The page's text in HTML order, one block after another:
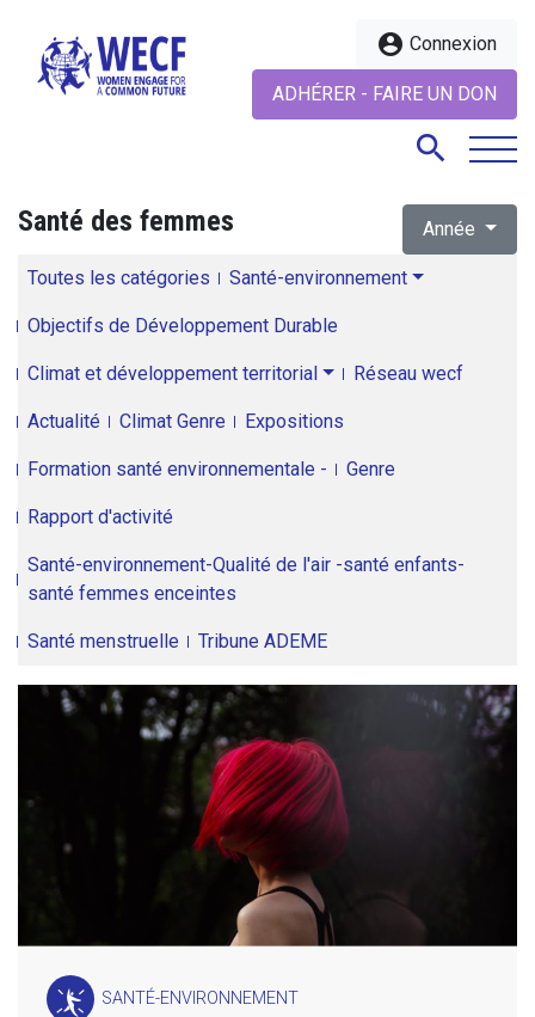
account_circle Connexion
ADHÉRER - FAIRE UN DON
search
Santé des femmes Année
Toutes les catégories Santé-environnement
Objectifs de Développement Durable
Climat et développement territorial Réseau wecf
Actualité Climat Genre Expositions
Formation santé environnementale - Genre
Rapport d'activité
Santé-environnement-Qualité de l'air -santé enfants-
santé femmes enceintes
Santé menstruelle Tribune ADEME
SANTÉ-ENVIRONNEMENT